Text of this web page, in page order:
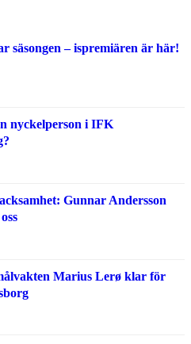
säsongen – ispremiären är här!
nyckelperson i IFK
Gunnar Andersson
Marius Lerø klar för